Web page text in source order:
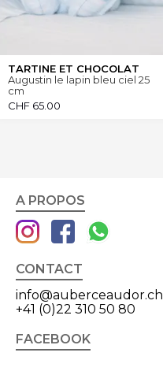
TARTINE ET CHOCOLAT
Augustin le lapin bleu ciel 25
cm
CHF 65.00
A PROPOS
CONTACT
info@auberceaudor.ch
+41 (0)22 310 50 80
FACEBOOK